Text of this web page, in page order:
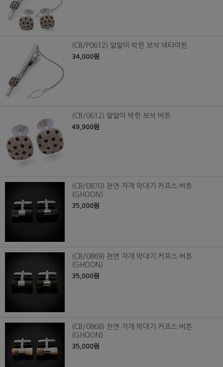
(CB/P0612) 알알이 박힌 보석 넥타이핀
34,000원
(CB/0612) 알알이 박힌 보석 버튼
49,900원
(CB/0870) 천연 자개 막대기 커프스 버튼
(GHOON)
35,000원
(CB/0869) 천연 자개 막대기 커프스 버튼
(GHOON)
35,000원
(CB/0868) 천연 자개 막대기 커프스 버튼
(GHOON)
35,000원